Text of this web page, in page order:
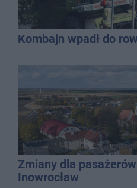
Kombajn wpadł do
Zmiany dla
Inowrocław